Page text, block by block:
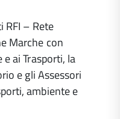
– Rete
Marche con
ai Trasporti, la
e gli Assessori
ambiente e